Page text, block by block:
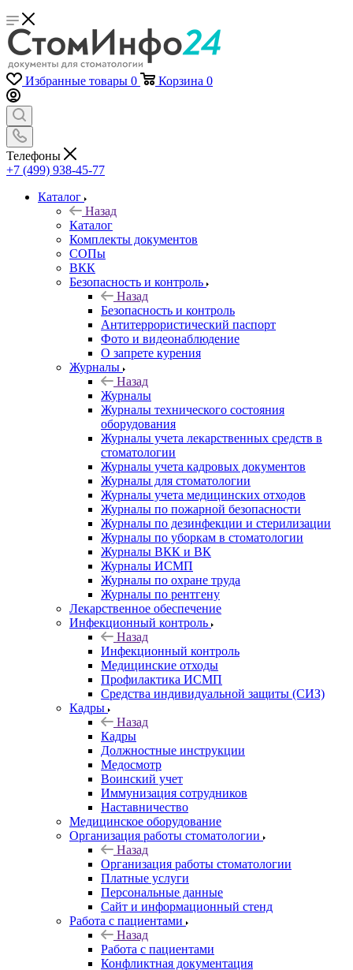
Избранные товары 0 Корзина 0
Телефоны
+7 (499) 938-45-77
Каталог
Назад
Каталог
Комплекты документов
СОПы
ВКК
Безопасность и контроль
Назад
Безопасность и контроль
Антитеррористический паспорт
Фото и видеонаблюдение
О запрете курения
Журналы
Назад
Журналы
Журналы технического состояния
оборудования
Журналы учета лекарственных средств в
стоматологии
Журналы учета кадровых документов
Журналы для стоматологии
Журналы учета медицинских отходов
Журналы по пожарной безопасности
Журналы по дезинфекции и стерилизации
Журналы по уборкам в стоматологии
Журналы ВКК и ВК
Журналы ИСМП
Журналы по охране труда
Журналы по рентгену
Лекарственное обеспечение
Инфекционный контроль
Назад
Инфекционный контроль
Медицинские отходы
Профилактика ИСМП
Средства индивидуальной защиты (СИЗ)
Кадры
Назад
Кадры
Должностные инструкции
Медосмотр
Воинский учет
Иммунизация сотрудников
Наставничество
Медицинское оборудование
Организация работы стоматологии
Назад
Организация работы стоматологии
Платные услуги
Персональные данные
Сайт и информационный стенд
Работа с пациентами
Назад
Работа с пациентами
Конфликтная документация